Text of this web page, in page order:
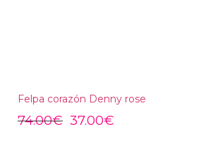
Felpa corazón Denny rose
74.00€ 37.00€